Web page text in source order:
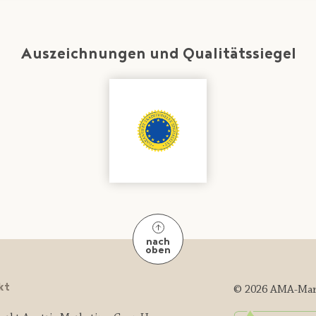
Auszeichnungen und Qualitätssiegel
nach
oben
© 2026 AMA-